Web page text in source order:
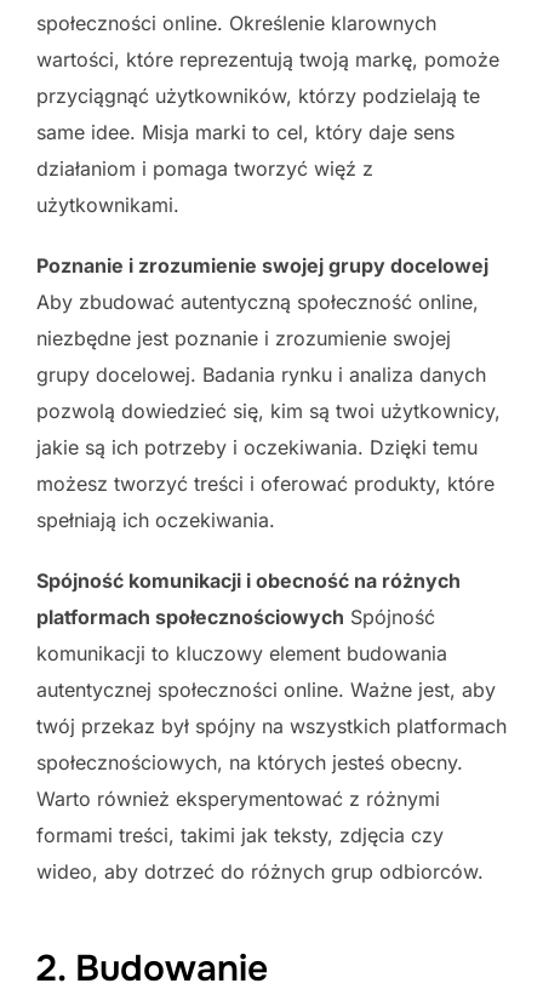
społeczności online. Określenie klarownych
wartości, które reprezentują twoją markę, pomoże
przyciągnąć użytkowników, którzy podzielają te
same idee. Misja marki to cel, który daje sens
działaniom i pomaga tworzyć więź z
użytkownikami.
Poznanie i zrozumienie swojej grupy docelowej
Aby zbudować autentyczną społeczność online,
niezbędne jest poznanie i zrozumienie swojej
grupy docelowej. Badania rynku i analiza danych
pozwolą dowiedzieć się, kim są twoi użytkownicy,
jakie są ich potrzeby i oczekiwania. Dzięki temu
możesz tworzyć treści i oferować produkty, które
spełniają ich oczekiwania.
Spójność komunikacji i obecność na różnych
platformach społecznościowych Spójność
komunikacji to kluczowy element budowania
autentycznej społeczności online. Ważne jest, aby
twój przekaz był spójny na wszystkich platformach
społecznościowych, na których jesteś obecny.
Warto również eksperymentować z różnymi
formami treści, takimi jak teksty, zdjęcia czy
wideo, aby dotrzeć do różnych grup odbiorców.
2. Budowanie